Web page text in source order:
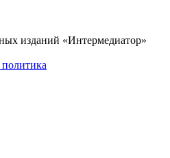
изданий «Интермедиатор»